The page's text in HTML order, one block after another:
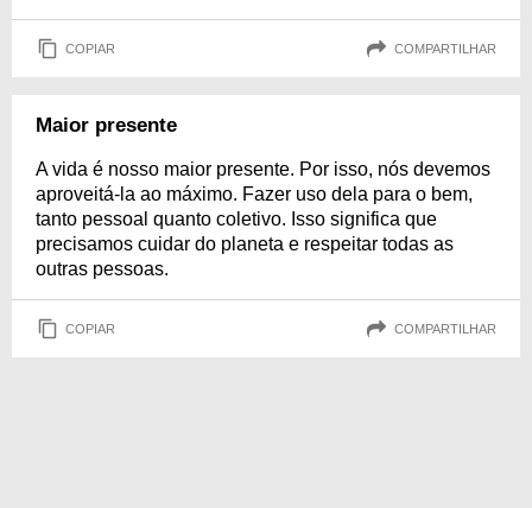
COPIAR COMPARTILHAR
Maior presente
A vida é nosso maior presente. Por isso, nós devemos
aproveitá-la ao máximo. Fazer uso dela para o bem,
tanto pessoal quanto coletivo. Isso significa que
precisamos cuidar do planeta e respeitar todas as
outras pessoas.
COPIAR COMPARTILHAR